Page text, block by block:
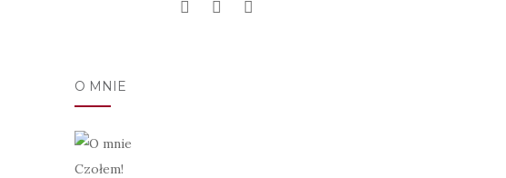
O MNIE
Czołem!